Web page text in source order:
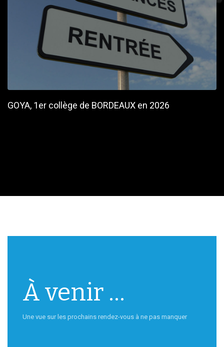
GOYA, 1er collège de BORDEAUX en 2026
À venir ...
Une vue sur les prochains rendez-vous à ne pas manquer